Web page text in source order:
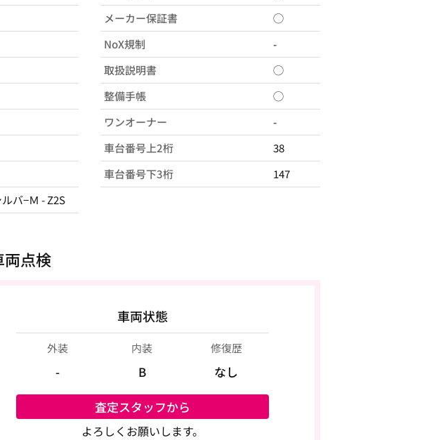
バ−Ｍ - Z2S
メーカー保証書
◯
NoX規制
-
取扱説明書
◯
整備手帳
◯
ワンオーナー
-
車台番号上2桁
38
車台番号下3桁
147
点検
車両状態
外装
-
内装
B
修復歴
なし
査定スタッフから
よろしくお願いします。